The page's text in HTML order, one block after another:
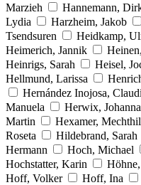
Marzieh
Hannemann,
Lydia
Harzheim, Jakob
Tsendsuren
Heidkamp,
Heimerich, Jannik
Heinrigs, Sarah
Heisel,
Hellmund, Larissa
Hernández Inojosa,
Manuela
Herwix, Johanna
Martin
Hexamer,
Roseta
Hildebrand, Sarah
Hermann
Hoch, Michael
Hochstatter, Karin
Hoff, Volker
Hoff, Ina